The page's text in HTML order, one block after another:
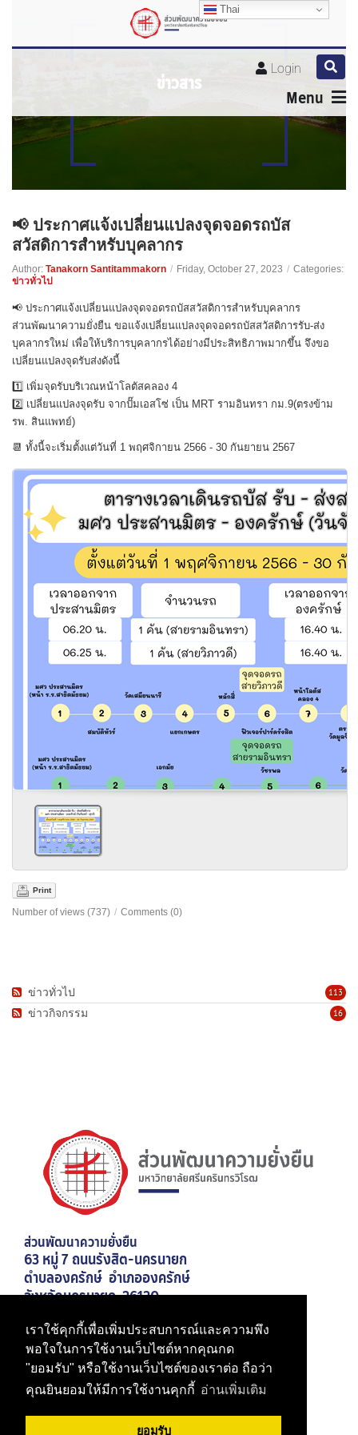
เราใช้คุกกี้เพื่อเพิ่มประสบการณ์และความพึง
พอใจในการใช้งานเว็บไซต์หากคุณกด
"ยอมรับ" หรือใช้งานเว็บไซต์ของเราต่อ ถือว่า
คุณยินยอมให้มีการใช้งานคุกกี้ อ่านเพิ่มเติม
ยอมรับ
Login
Menu
ข่าวสาร
📢 ประกาศแจ้งเปลี่ยนแปลงจุดจอดรถบัส
สวัสดิการสำหรับบุคลากร
Author: Tanakorn Santitammakorn / Friday, October 27, 2023 / Categories:
ข่าวทั่วไป
📢 ประกาศแจ้งเปลี่ยนแปลงจุดจอดรถบัสสวัสดิการสำหรับบุคลากร
ส่วนพัฒนาความยั่งยืน ขอแจ้งเปลี่ยนแปลงจุดจอดรถบัสสวัสดิการรับ-ส่ง
บุคลากรใหม่ เพื่อให้บริการบุคลากรได้อย่างมีประสิทธิภาพมากขึ้น จึงขอ
เปลี่ยนแปลงจุดรับส่งดังนี้
1️⃣ เพิ่มจุดรับบริเวณหน้าโลตัสคลอง 4
2️⃣ เปลี่ยนแปลงจุดรับ จากปั๊มเอสโซ่ เป็น MRT รามอินทรา กม.9(ตรงข้าม
รพ. สินแพทย์)
📆 ทั้งนี้จะเริ่มตั้งแต่วันที่ 1 พฤศจิกายน 2566 - 30 กันยายน 2567
Print
Number of views (737) / Comments (0)
113
ข่าวทั่วไป
16
ข่าวกิจกรรม
Thai
Thai
Thai
ส่วนพัฒนาความยั่งยืน
63 หมู่ 7 ถนนรังสิต-นครนายก
ตำบลองครักษ์ อำเภอองครักษ์
จังหวัดนครนายก 26120
เบอร์โทรศัพท์ 02-649-5000 ต่อ 21026
มหาวิทยาลัยศรีนครินทรวิโรฒ
สำนักงานอธิการบดี